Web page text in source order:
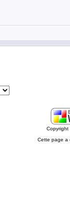
Cette page a